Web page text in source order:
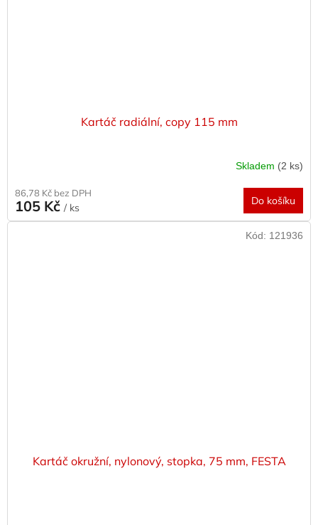
Kartáč radiální, copy 115 mm
Skladem (2 ks)
86,78 Kč bez DPH
105 Kč / ks
Do košíku
Kartáč okružní, nylonový, stopka, 75 mm, FESTA
Kód: 121936